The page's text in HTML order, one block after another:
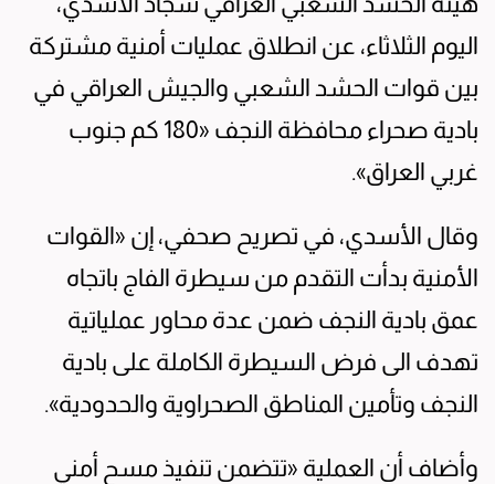
اليوم الثلاثاء، عن انطلاق عمليات أمنية مشتركة
بين قوات الحشد الشعبي والجيش العراقي في
بادية صحراء محافظة النجف «180 كم جنوب
غربي العراق».
وقال الأسدي، في تصريح صحفي، إن «القوات
الأمنية بدأت التقدم من سيطرة الفاج باتجاه
عمق بادية النجف ضمن عدة محاور عملياتية
تهدف الى فرض السيطرة الكاملة على بادية
النجف وتأمين المناطق الصحراوية والحدودية».
وأضاف أن العملية «تتضمن تنفيذ مسح أمني